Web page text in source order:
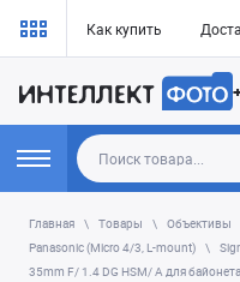
Как купить
Главная Товары Объективы
Panasonic (Micro 4/3, L-mount)
35mm F/ 1.4 DG HSM/ A для